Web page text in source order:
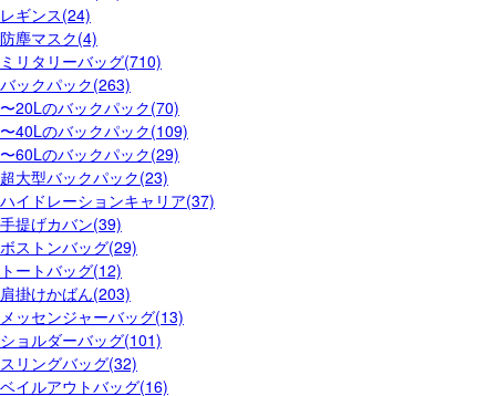
レギンス(24)
防塵マスク(4)
ミリタリーバッグ(710)
バックパック(263)
〜20Lのバックパック(70)
〜40Lのバックパック(109)
〜60Lのバックパック(29)
超大型バックパック(23)
ハイドレーションキャリア(37)
手提げカバン(39)
ボストンバッグ(29)
トートバッグ(12)
肩掛けかばん(203)
メッセンジャーバッグ(13)
ショルダーバッグ(101)
スリングバッグ(32)
ベイルアウトバッグ(16)